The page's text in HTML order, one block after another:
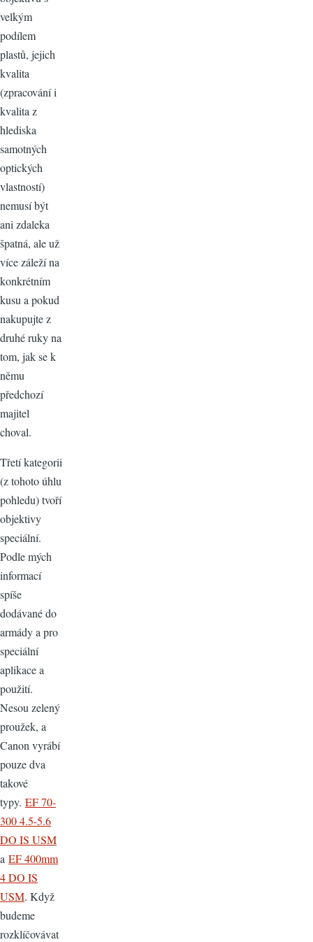
velkým
podílem
plastů, jejich
kvalita
(zpracování i
kvalita z
hlediska
samotných
optických
vlastností)
nemusí být
ani zdaleka
špatná, ale už
více záleží na
konkrétním
kusu a pokud
nakupujte z
druhé ruky na
tom, jak se k
němu
předchozí
majitel
choval.
Třetí kategorii
(z tohoto úhlu
pohledu) tvoří
objektivy
speciální.
Podle mých
informací
spíše
dodávané do
armády a pro
speciální
aplikace a
použití.
Nesou zelený
proužek, a
Canon vyrábí
pouze dva
takové
typy. EF 70-
300 4.5-5.6
DO IS USM
a EF 400mm
4 DO IS
USM. Když
budeme
rozklíčovávat